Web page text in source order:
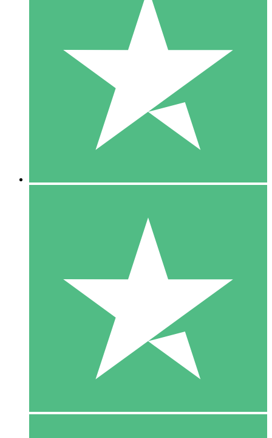
Individuelle Credit-Pakete
Zahlen Sie nach Bedarf mit Download-Credits. Keine
monatliche Verpflichtung erforderlich.
10 00
10 Downloads
20 00